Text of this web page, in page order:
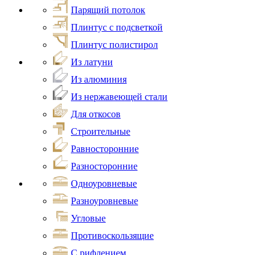
Парящий потолок
Плинтус с подсветкой
Плинтус полистирол
Из латуни
Из алюминия
Из нержавеющей стали
Для откосов
Строительные
Равносторонние
Разносторонние
Одноуровневые
Разноуровневые
Угловые
Противоскользящие
С рифлением